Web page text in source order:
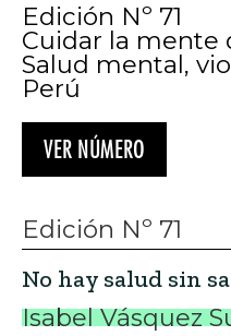
Edición Nº 71
Cuidar la mente
Salud mental,
Perú
VER NÚMERO
Edición Nº 71
No hay salud sin
Isabel Vásquez